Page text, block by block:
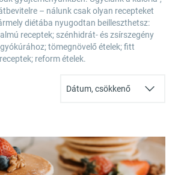
– nálunk csak olyan recepteket
diétába nyugodtan beilleszthetsz:
receptek; szénhidrát- és zsírszegény
tömegnövelő ételek; fitt
reform ételek.